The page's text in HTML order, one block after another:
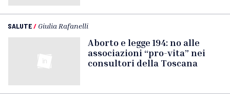
SALUTE/ Giulia Rafanelli
Aborto e legge 194: no alle
associazioni “pro-vita” nei
consultori della Toscana